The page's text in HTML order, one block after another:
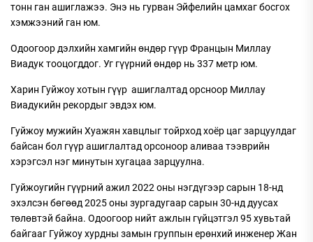
тонн ган ашиглажээ. Энэ нь гурван Эйфелийн цамхаг босгох
хэмжээний ган юм.
Одоогоор дэлхийн хамгийн өндөр гүүр Францын Миллау
Виадук тооцогддог. Уг гүүрний өндөр нь 337 метр юм.
Харин Гуйжоу хотын гүүр ашиглалтад орсноор Миллау
Виадукийн рекордыг эвдэх юм.
Гуйжоу мужийн Хуажян хавцлыг тойрход хоёр цаг зарцуулдаг
байсан бол гүүр ашиглалтад орсоноор аливаа тээврийн
хэрэгсэл нэг минутын хугацаа зарцуулна.
Гуйжоугийн гүүрний ажил 2022 оны нэгдүгээр сарын 18-нд
эхэлсэн бөгөөд 2025 оны зургадугаар сарын 30-нд дуусах
төлөвтэй байна. Одоогоор нийт ажлын гүйцэтгэл 95 хувьтай
байгааг Гуйжоу хурдны замын группын ерөнхий инженер Жан